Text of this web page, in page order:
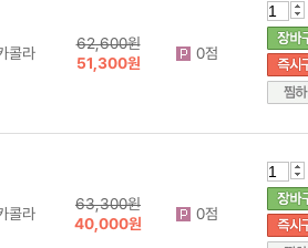
콜라
62,600원
51,300원
0점
콜라
63,300원
40,000원
0점